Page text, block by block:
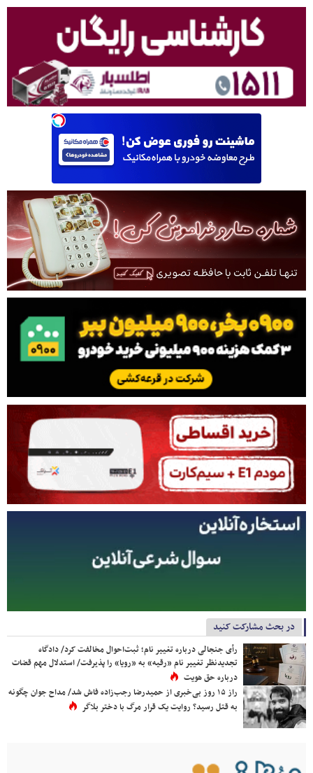
در بحث مشارکت کنید
رأی جنجالی درباره تغییر نام؛ ثبت‌احوال مخالفت کرد/ دادگاه
تجدیدنظر تغییر نام «رقیه» به «رویا» را پذیرفت/ استدلال مهم قضات
درباره حق هویت
راز ۱۵ روز بی‌خبری از حمیدرضا رجب‌زاده فاش شد/ مداح جوان چگونه
به قتل رسید؟ روایت یک قرار مرگ با دختر بلاگر